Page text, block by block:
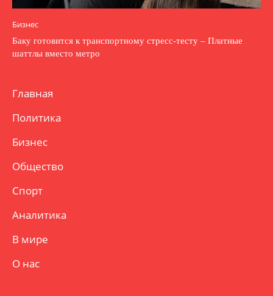
Бизнес
Баку готовится к транспортному стресс-тесту – Платные
шаттлы вместо метро
Главная
Политика
Бизнес
Общество
Спорт
Аналитика
В мире
О нас